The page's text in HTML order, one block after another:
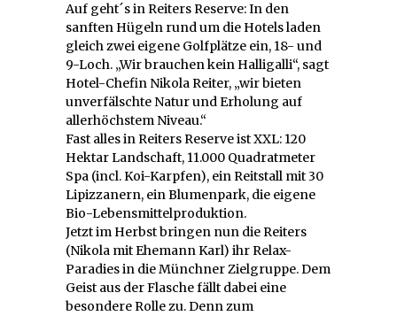
Auf geht´s in Reiters Reserve: In den
sanften Hügeln rund um die Hotels laden
gleich zwei eigene Golfplätze ein, 18- und
9-Loch. „Wir brauchen kein Halligalli“, sagt
Hotel-Chefin Nikola Reiter, „wir bieten
unverfälschte Natur und Erholung auf
allerhöchstem Niveau.“
Fast alles in Reiters Reserve ist XXL: 120
Hektar Landschaft, 11.000 Quadratmeter
Spa (incl. Koi-Karpfen), ein Reitstall mit 30
Lipizzanern, ein Blumenpark, die eigene
Bio-Lebensmittelproduktion.
Jetzt im Herbst bringen nun die Reiters
(Nikola mit Ehemann Karl) ihr Relax-
Paradies in die Münchner Zielgruppe. Dem
Geist aus der Flasche fällt dabei eine
besondere Rolle zu. Denn zum